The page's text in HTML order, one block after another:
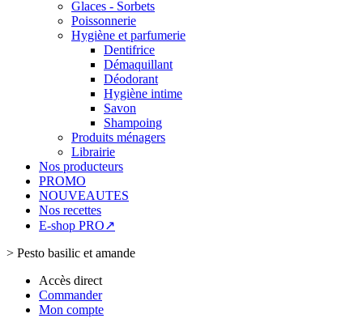
Glaces - Sorbets
Poissonnerie
Hygiène et parfumerie
Dentifrice
Démaquillant
Déodorant
Hygiène intime
Savon
Shampoing
Produits ménagers
Librairie
Nos producteurs
PROMO
NOUVEAUTES
Nos recettes
E-shop PRO↗
> Pesto basilic et amande
Accès direct
Commander
Mon compte